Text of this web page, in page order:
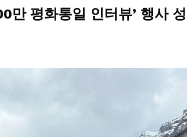
만 평화통일 인터뷰’ 행사 성